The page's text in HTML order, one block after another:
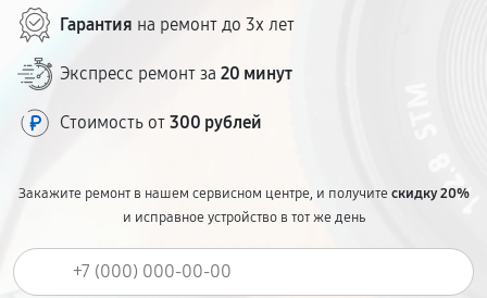
Гарантия на ремонт до 3х лет
Экспресс ремонт за 20 минут
Стоимость от 300 рублей
Закажите ремонт в нашем сервисном центре, и получитескидку 20%
и исправное устройство в тот же день